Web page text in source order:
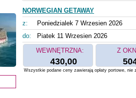
NORWEGIAN GETAWAY
z:
Poniedzialek 7 Wrzesien 2026
do:
Piatek 11 Wrzesien 2026
WEWNĘTRZNA:
430,00
Z
Wszystkie podane ceny zawierają opłaty portowe,